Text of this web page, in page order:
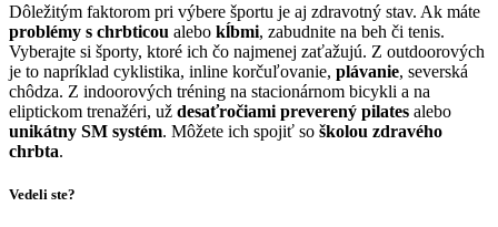
Dôležitým faktorom pri výbere športu je aj zdravotný stav. Ak máte
problémy s chrbticou alebo kĺbmi, zabudnite na beh či tenis.
Vyberajte si športy, ktoré ich čo najmenej zaťažujú. Z outdoorových
je to napríklad cyklistika, inline korčuľovanie, plávanie, severská
chôdza. Z indoorových tréning na stacionárnom bicykli a na
eliptickom trenažéri, už desaťročiami preverený pilates alebo
unikátny SM systém. Môžete ich spojiť so školou zdravého
chrbta.
Vedeli ste?